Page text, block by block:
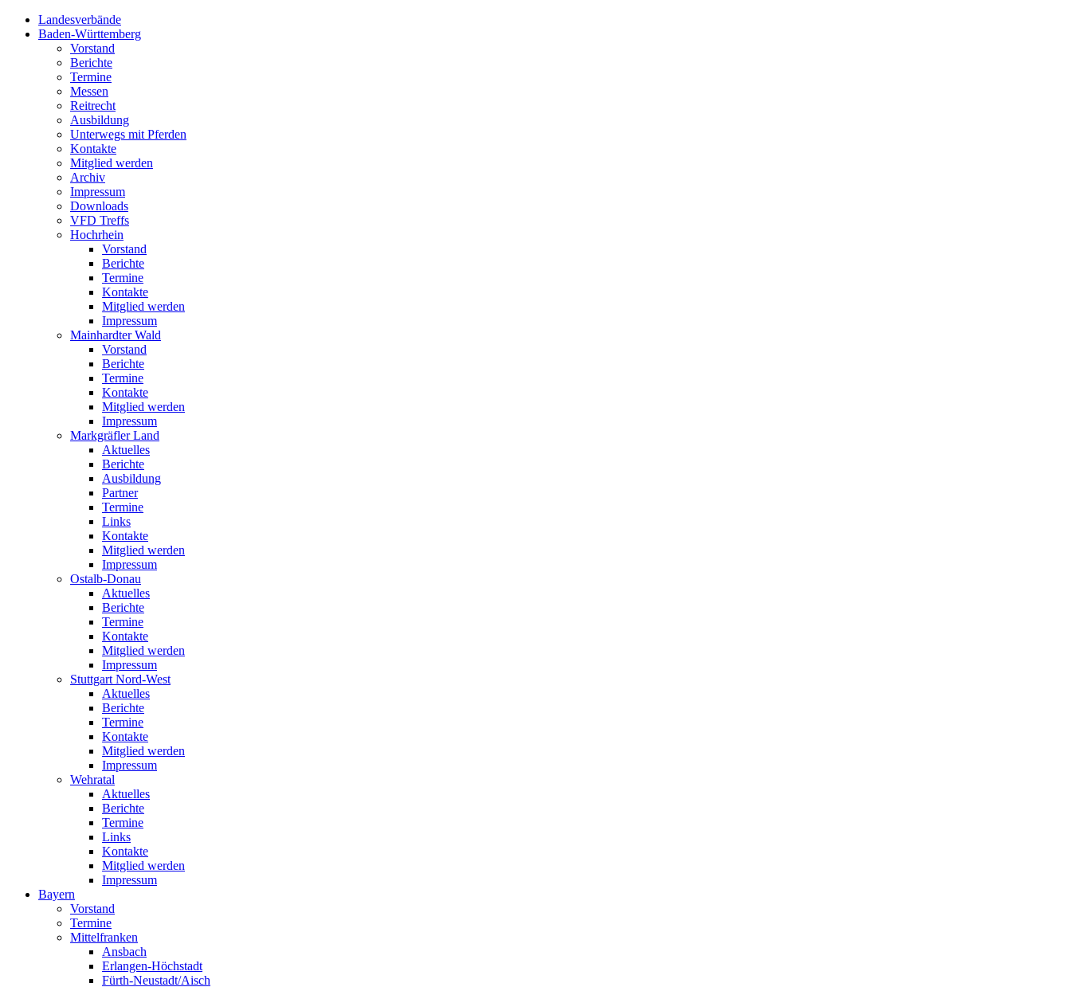
Landesverbände
Baden-Württemberg
Vorstand
Berichte
Termine
Messen
Reitrecht
Ausbildung
Unterwegs mit Pferden
Kontakte
Mitglied werden
Archiv
Impressum
Downloads
VFD Treffs
Hochrhein
Vorstand
Berichte
Termine
Kontakte
Mitglied werden
Impressum
Mainhardter Wald
Vorstand
Berichte
Termine
Kontakte
Mitglied werden
Impressum
Markgräfler Land
Aktuelles
Berichte
Ausbildung
Partner
Termine
Links
Kontakte
Mitglied werden
Impressum
Ostalb-Donau
Aktuelles
Berichte
Termine
Kontakte
Mitglied werden
Impressum
Stuttgart Nord-West
Aktuelles
Berichte
Termine
Kontakte
Mitglied werden
Impressum
Wehratal
Aktuelles
Berichte
Termine
Links
Kontakte
Mitglied werden
Impressum
Bayern
Vorstand
Termine
Mittelfranken
Ansbach
Erlangen-Höchstadt
Fürth-Neustadt/Aisch